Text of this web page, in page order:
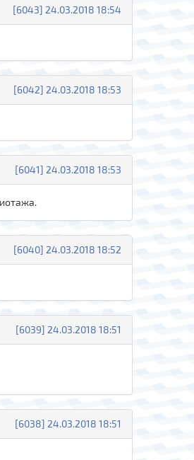
[6043] 24.03.2018 18:54
[6042] 24.03.2018 18:53
[6041] 24.03.2018 18:53
[6040] 24.03.2018 18:52
[6039] 24.03.2018 18:51
[6038] 24.03.2018 18:51